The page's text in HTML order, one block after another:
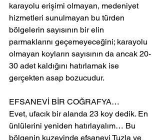
karayolu erişimi olmayan, medeniyet
hizmetleri sunulmayan bu türden
bölgelerin sayısının bir elin
parmaklarını geçemeyeceğini; karayolu
olmayan koyların sayısının da ancak 20-
30 adet kaldığını hatırlamak ise
gerçekten asap bozucudur.
EFSANEVİ BİR COĞRAFYA…
Evet, ufacık bir alanda 23 koy dedik. En
ünlülerini yeniden hatırlayalım… Bu
bölgenin kuzeyinde efsanevi Tuzla ve